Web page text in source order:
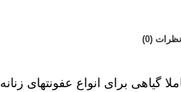
نظرات (0)
گیاهی برای انواع عفونتهای زنانه